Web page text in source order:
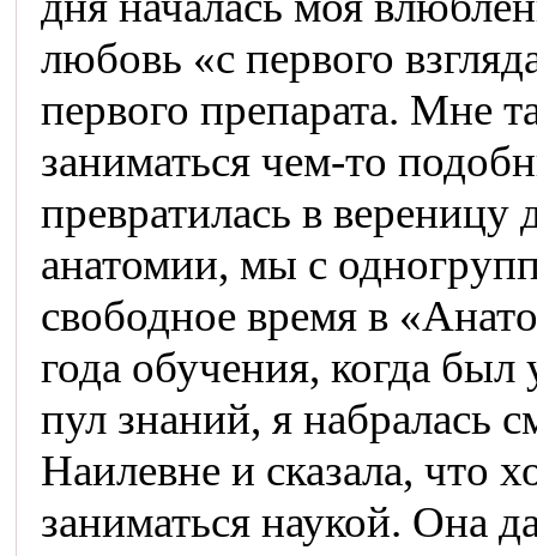
любовь «с первого
первого препарата. Мне
заниматься чем-то
превратилась в вереницу
анатомии, мы с
свободное время в
года обучения, когда
пул знаний, я набралась
Наилевне и сказала, что
заниматься наукой. Она